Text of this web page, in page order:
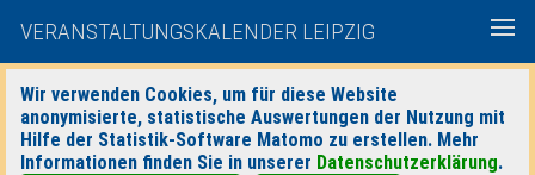
VERANSTALTUNGSKALENDER LEIPZIG
Wir verwenden Cookies, um für diese Website
anonymisierte, statistische Auswertungen der Nutzung mit
Hilfe der Statistik-Software Matomo zu erstellen. Mehr
Informationen finden Sie in unserer Datenschutzerklärung.
heute|morgen| Detaillierte Suche